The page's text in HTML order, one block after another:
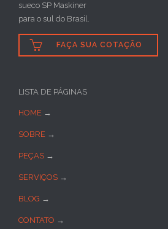
sueco SP Maskiner
para o sul do Brasil.
 FAÇA SUA COTAÇÃO
LISTA DE PÁGINAS
HOME →
SOBRE →
PEÇAS →
SERVIÇOS →
BLOG →
CONTATO →